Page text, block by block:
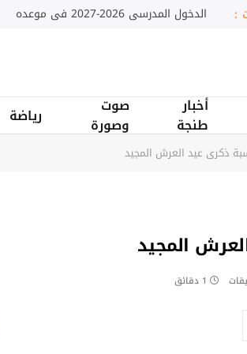
دمنات.. تعاونية نسائية تثمن النباتات الطبية
أخبار
طنجة
صوت
وصورة
رياضة
ذكرى عيد العرش المجيد
المجيد
1 دقائق